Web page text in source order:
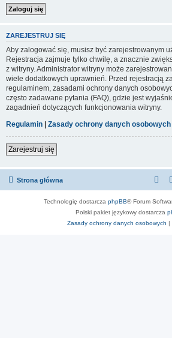
ZAREJESTRUJ SIĘ
Aby zalogować się, musisz być zarejestrowanym
Rejestracja zajmuje tylko chwilę, a znacznie
z witryny. Administrator witryny może
wiele dodatkowych uprawnień. Przed rejestracją
regulaminem, zasadami ochrony danych
często zadawane pytania (FAQ), gdzie jest
zagadnień dotyczących funkcjonowania witryny.
Regulamin | Zasady ochrony danych osobowych
Zarejestruj się
Strona główna
Technologię dostarcza phpBB® Forum
Polski pakiet językowy dostarcza
Zasady ochrony danych osobowych |